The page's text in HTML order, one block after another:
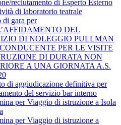
reclutamento di Esperto Esterno
di laboratorio teatrale
di gara per
DEL
DI NOLEGGIO PULLMAN
PER LE VISITE
DI DURATA NON
A UNA GIORNATA A.S.
di aggiudicazione definitiva per
del servizio bar interno
per Viaggio di istruzione a Isola
per Viaggio di istruzione a